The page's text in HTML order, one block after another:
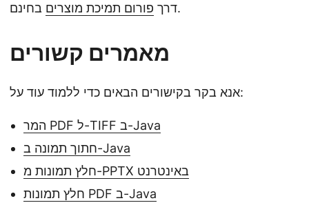
דרך פורום תמיכת מוצרים בחינם.
מאמרים קשורים
אנא בקר בקישורים הבאים כדי ללמוד עוד על:
המר PDF ל-TIFF ב-Java
חתוך תמונה ב-Java
חלץ תמונות מ-PPTX באינטרנט
חלץ תמונות PDF ב-Java